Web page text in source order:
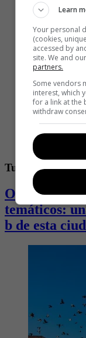
Turismo
Orlando,
temáticos:
b de esta
Learn
Your personal
(cookies,
accessed by
site. We and
partners.
Some vendors
interest, which
for a link at the
withdraw